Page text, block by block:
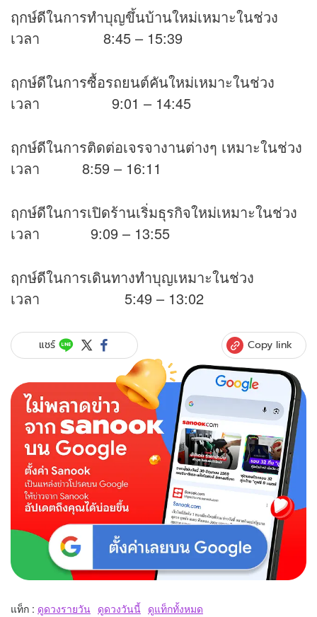
ฤกษ์ดีในการทำบุญขึ้นบ้านใหม่เหมาะในช่วง
เวลา 8:45 – 15:39
ฤกษ์ดีในการซื้อรถยนต์คันใหม่เหมาะในช่วง
เวลา 9:01 – 14:45
ฤกษ์ดีในการติดต่อเจรจางานต่างๆ เหมาะในช่วง
เวลา 8:59 – 16:11
ฤกษ์ดีในการเปิดร้านเริ่มธุรกิจใหม่เหมาะในช่วง
เวลา 9:09 – 13:55
ฤกษ์ดีในการเดินทางทำบุญเหมาะในช่วง
เวลา 5:49 – 13:02
แชร์ Copy link
แท็ก : ดูดวงรายวัน ดูดวงวันนี้ ดูแท็กทั้งหมด